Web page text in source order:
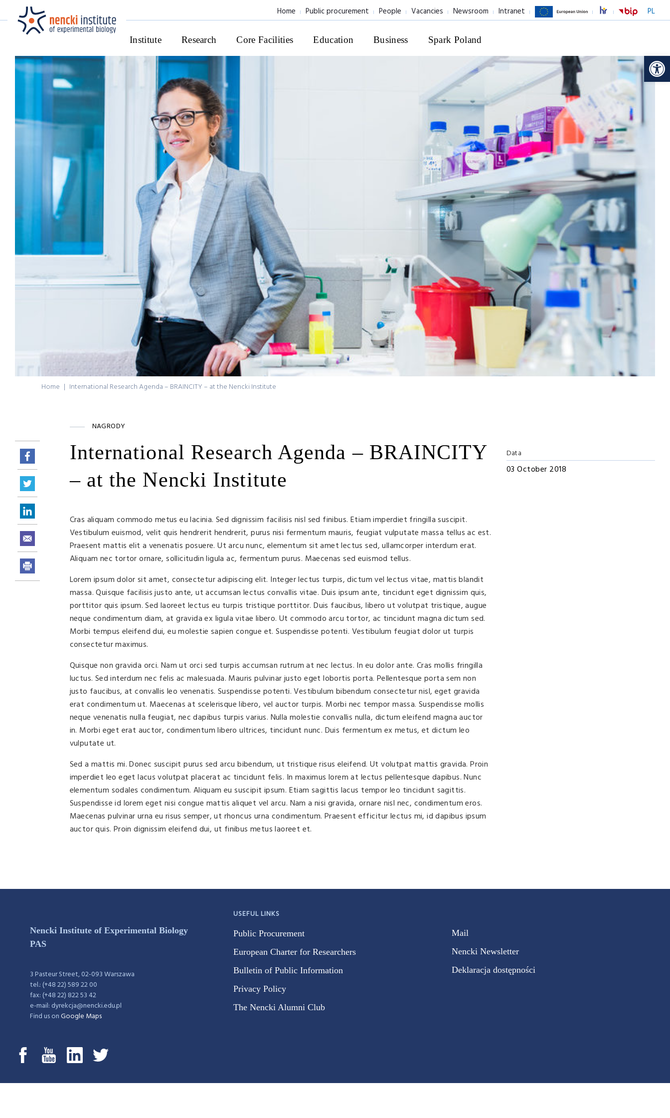
PL
Home Public procurement People Vacancies Newsroom Intranet
Institute Research Core Facilities Education Business Spark Poland
Home | International Research Agenda – BRAINCITY – at the Nencki Institute
NAGRODY
International Research Agenda – BRAINCITY
– at the Nencki Institute
Cras aliquam commodo metus eu lacinia. Sed dignissim facilisis nisl sed finibus. Etiam imperdiet fringilla suscipit.
Vestibulum euismod, velit quis hendrerit hendrerit, purus nisi fermentum mauris, feugiat vulputate massa tellus ac est.
Praesent mattis elit a venenatis posuere. Ut arcu nunc, elementum sit amet lectus sed, ullamcorper interdum erat.
Aliquam nec tortor ornare, sollicitudin ligula ac, fermentum purus. Maecenas sed euismod tellus.
Lorem ipsum dolor sit amet, consectetur adipiscing elit. Integer lectus turpis, dictum vel lectus vitae, mattis blandit
massa. Quisque facilisis justo ante, ut accumsan lectus convallis vitae. Duis ipsum ante, tincidunt eget dignissim quis,
porttitor quis ipsum. Sed laoreet lectus eu turpis tristique porttitor. Duis faucibus, libero ut volutpat tristique, augue
neque condimentum diam, at gravida ex ligula vitae libero. Ut commodo arcu tortor, ac tincidunt magna dictum sed.
Morbi tempus eleifend dui, eu molestie sapien congue et. Suspendisse potenti. Vestibulum feugiat dolor ut turpis
consectetur maximus.
Quisque non gravida orci. Nam ut orci sed turpis accumsan rutrum at nec lectus. In eu dolor ante. Cras mollis fringilla
luctus. Sed interdum nec felis ac malesuada. Mauris pulvinar justo eget lobortis porta. Pellentesque porta sem non
justo faucibus, at convallis leo venenatis. Suspendisse potenti. Vestibulum bibendum consectetur nisl, eget gravida
erat condimentum ut. Maecenas at scelerisque libero, vel auctor turpis. Morbi nec tempor massa. Suspendisse mollis
neque venenatis nulla feugiat, nec dapibus turpis varius. Nulla molestie convallis nulla, dictum eleifend magna auctor
in. Morbi eget erat auctor, condimentum libero ultrices, tincidunt nunc. Duis fermentum ex metus, et dictum leo
vulputate ut.
Sed a mattis mi. Donec suscipit purus sed arcu bibendum, ut tristique risus eleifend. Ut volutpat mattis gravida. Proin
imperdiet leo eget lacus volutpat placerat ac tincidunt felis. In maximus lorem at lectus pellentesque dapibus. Nunc
elementum sodales condimentum. Aliquam eu suscipit ipsum. Etiam sagittis lacus tempor leo tincidunt sagittis.
Suspendisse id lorem eget nisi congue mattis aliquet vel arcu. Nam a nisi gravida, ornare nisl nec, condimentum eros.
Maecenas pulvinar urna eu risus semper, ut rhoncus urna condimentum. Praesent efficitur lectus mi, id dapibus ipsum
auctor quis. Proin dignissim eleifend dui, ut finibus metus laoreet et.
Data
03 October 2018
Nencki Institute of Experimental Biology
PAS
3 Pasteur Street, 02-093 Warszawa
tel.: (+48 22) 589 22 00
fax: (+48 22) 822 53 42
e-mail: dyrekcja@nencki.edu.pl
Find us onGoogle Maps
USEFUL LINKS
Public Procurement
European Charter for Researchers
Bulletin of Public Information
Privacy Policy
The Nencki Alumni Club
Mail
Nencki Newsletter
Deklaracja dostępności